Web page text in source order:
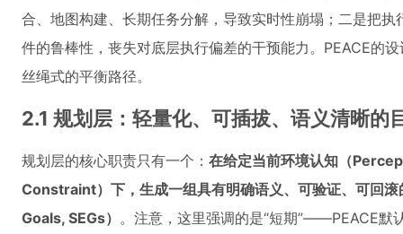
合、地图构建、长期任务分解，导致实时性崩塌；二是把
件的鲁棒性，丧失对底层执行偏差的干预能力。PEACE的
丝绳式的平衡路径。
2.1 规划层：轻量化、可插拔、语义清晰的
规划层的核心职责只有一个： 在给定当前环境认知（
Constraint）下，生成一组具有明确语义、可验证、可回
Goals, SEGs） 。注意，这里强调的是“短期”——PEACE默